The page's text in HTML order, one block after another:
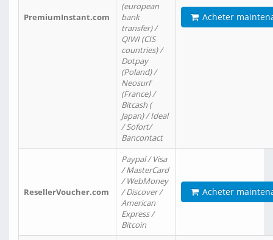
PremiumInstant.com
(european
bank
transfer) /
QIWI (CIS
countries) /
Dotpay
(Poland) /
Neosurf
(France) /
Bitcash (
Japan) / Ideal
/ Sofort/
Bancontact
Acheter
ResellerVoucher.com
Paypal / Visa
/ MasterCard
/ WebMoney
/ Discover /
American
Express /
Bitcoin
Acheter